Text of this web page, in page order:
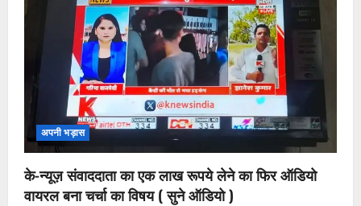
अपनी भड़ास
के-न्यूज़ संवाददाता का एक लाख रूपये लेने का फिर ऑडियो
वायरल बना चर्चा का विषय ( सुने ऑडियो )